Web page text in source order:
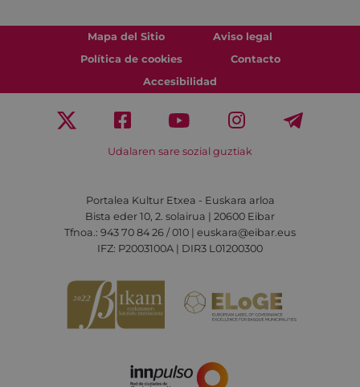
Mapa del Sitio
Aviso legal
Política de cookies
Contacto
Accesibilidad
Udalaren sare sozial guztiak
Portalea Kultur Etxea - Euskara arloa
Bista eder 10, 2. solairua | 20600 Eibar
Tfnoa.: 943 70 84 26 / 010 | euskara@eibar.eus
IFZ: P2003100A | DIR3 L01200300